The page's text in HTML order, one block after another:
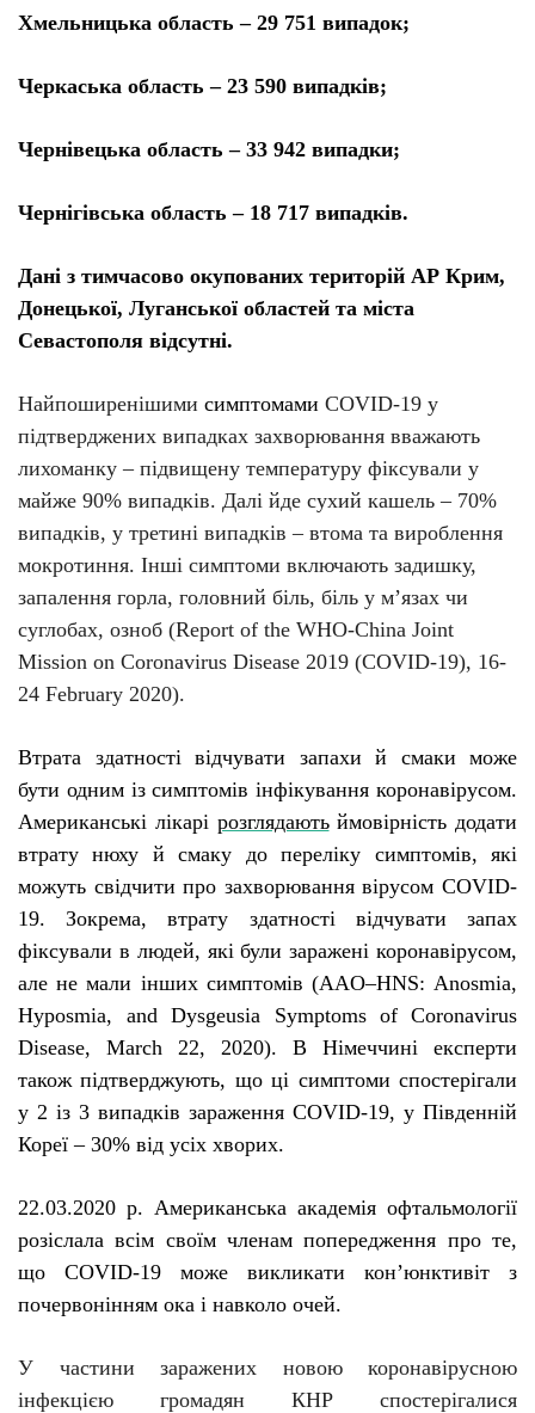
Хмельницька область – 29 751 випадок;
Черкаська область – 23 590 випадків;
Чернівецька область – 33 942 випадки;
Чернігівська область – 18 717 випадків.
Дані з тимчасово окупованих територій АР Крим,
Донецької, Луганської областей та міста
Севастополя відсутні.
Найпоширенішими симптомами COVID-19 у
підтверджених випадках захворювання вважають
лихоманку – підвищену температуру фіксували у
майже 90% випадків. Далі йде сухий кашель – 70%
випадків, у третині випадків – втома та вироблення
мокротиння. Інші симптоми включають задишку,
запалення горла, головний біль, біль у м’язах чи
суглобах, озноб (Report of the WHO-China Joint
Mission on Coronavirus Disease 2019 (COVID-19), 16-
24 February 2020).
Втрата здатності відчувати запахи й смаки може
бути одним із симптомів інфікування коронавірусом.
Американські лікарі розглядають ймовірність додати
втрату нюху й смаку до переліку симптомів, які
можуть свідчити про захворювання вірусом COVID-
19. Зокрема, втрату здатності відчувати запах
фіксували в людей, які були заражені коронавірусом,
але не мали інших симптомів (AAO–HNS: Anosmia,
Hyposmia,and Dysgeusia Symptoms of Coronavirus
Disease, March 22, 2020). В Німеччині експерти
також підтверджують, що ці симптоми спостерігали
у 2 із 3 випадків зараження COVID-19, у Південній
Кореї – 30% від усіх хворих.
22.03.2020 р. Американська академія офтальмології
розіслала всім своїм членам попередження про те,
що COVID-19 може викликати кон’юнктивіт з
почервонінням ока і навколо очей.
У частини заражених новою коронавірусною
інфекцією громадян КНР спостерігалися